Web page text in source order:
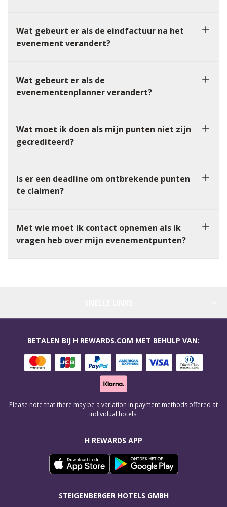
Wat gebeurt er als de eindfactuur na het
evenement verandert?
Wat gebeurt er als de
evenementenplanner verandert?
Wat moet ik doen als mijn punten niet zijn
gecrediteerd?
Is er een deadline om ontbrekende punten
te claimen?
Met wie moet ik contact opnemen als ik
vragen heb over mijn evenementpunten?
H REWARDS APP
STEIGENBERGER HOTELS GMBH
BETALEN BIJ H REWARDS.COM MET BEHULP VAN:
Please note that there may be a variation in payment methods offered at
individual hotels.